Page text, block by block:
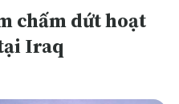
chấm dứt hoạt
Iraq